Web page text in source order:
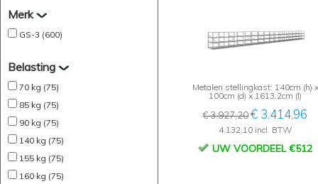
Merk
GS-3 (600)
Belasting
70 kg (75)
85 kg (75)
90 kg (75)
140 kg (75)
155 kg (75)
160 kg (75)
Metalen stellingkast: 140cm (h) x
100cm (d) x 1613.2cm (l)
€ 3.927,20€ 3.414,96
4.132,10 incl. BTW
UW VOORDEEL €512